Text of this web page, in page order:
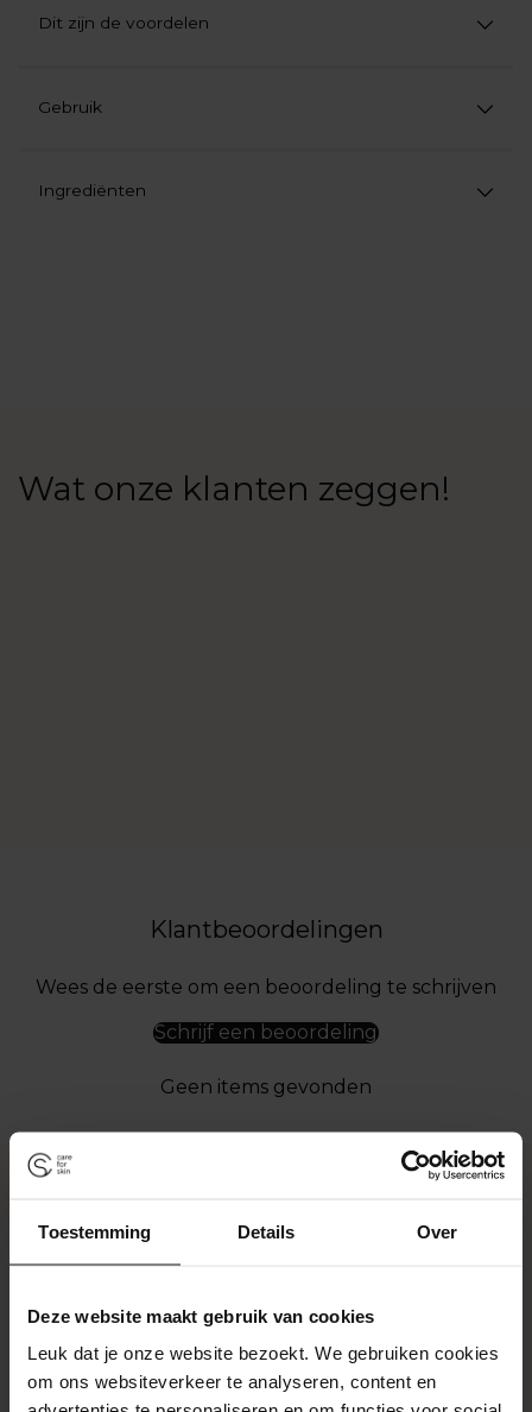
Toestemming Details Over
Deze website maakt gebruik van cookies
Leuk dat je onze website bezoekt. We gebruiken cookies
om ons websiteverkeer te analyseren, content en
Dit zijn de voordelen
Gebruik
Ingrediënten
Wat onze klanten zeggen!
Klantbeoordelingen
Wees de eerste om een beoordeling te schrijven
Schrijf een beoordeling
Geen items gevonden